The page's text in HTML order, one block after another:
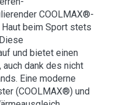
COOLMAX®-
beim Sport stets
und bietet einen
auch dank des nicht
Eine moderne
(COOLMAX®) und